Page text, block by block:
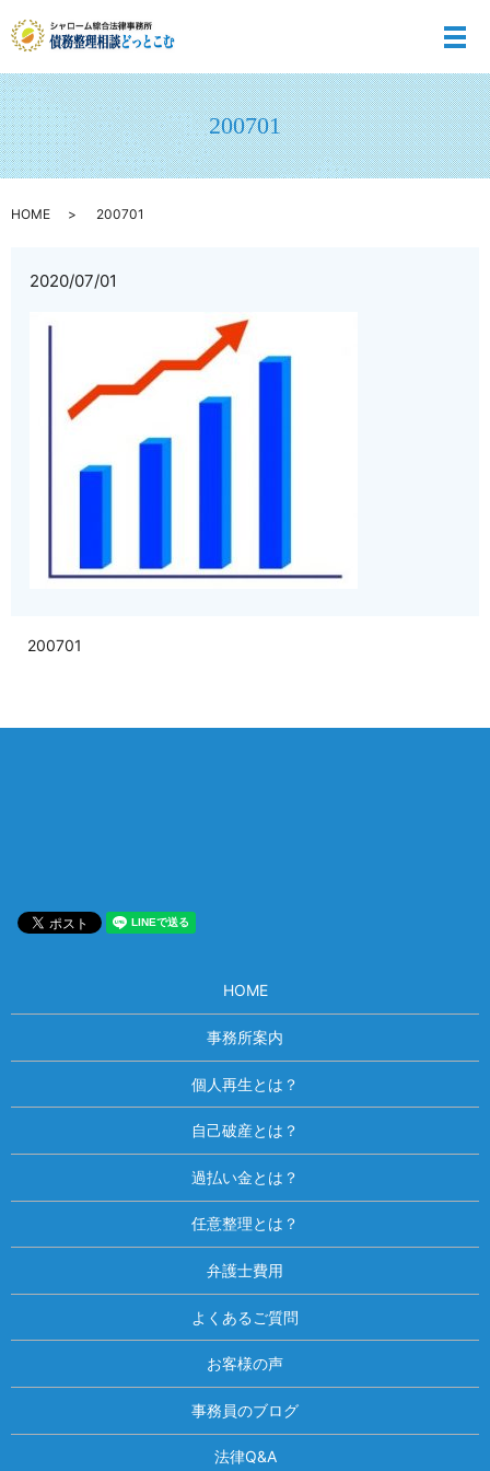
メ
200701
HOME 200701
2020/07/01
200701
HOME
事務所案内
個人再生とは？
自己破産とは？
過払い金とは？
任意整理とは？
弁護士費用
よくあるご質問
お客様の声
事務員のブログ
法律Q&A